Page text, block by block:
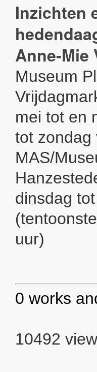
Inzichten
Anne-Mie
Museum
mei tot en
tot zondag
MAS/
dinsdag
uur)
0 works
10492